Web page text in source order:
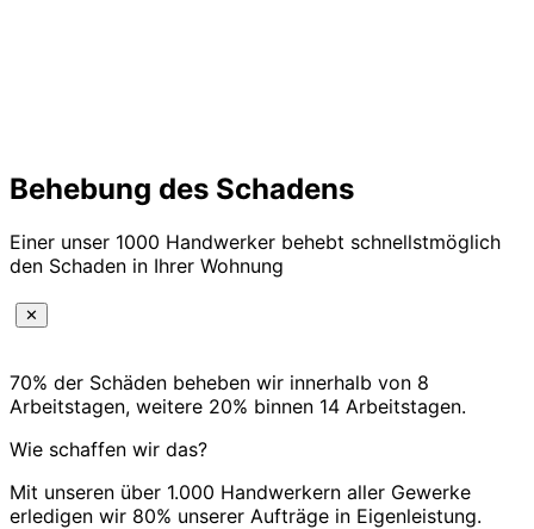
Behebung des Schadens
Einer unser 1000 Handwerker behebt schnellstmöglich
den Schaden in Ihrer Wohnung
✕
70% der Schäden beheben wir innerhalb von 8
Arbeitstagen, weitere 20% binnen 14 Arbeitstagen.
Wie schaffen wir das?
Mit unseren über 1.000 Handwerkern aller Gewerke
erledigen wir 80% unserer Aufträge in Eigenleistung.